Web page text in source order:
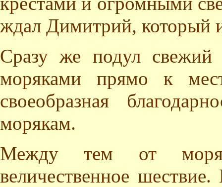
ждал Димитрий, который
Сразу же подул свежий
моряками прямо к
своеобразная
морякам.
Между тем от моря
величественное